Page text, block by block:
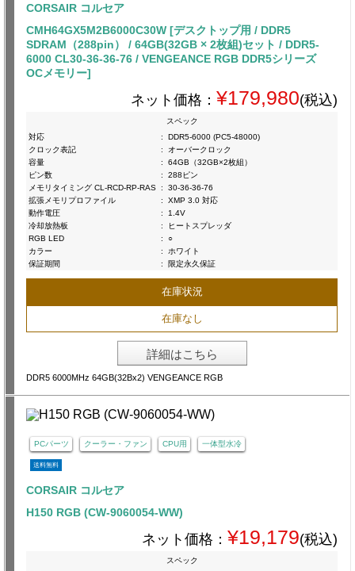
CORSAIR コルセア
CMH64GX5M2B6000C30W [デスクトップ用 / DDR5
SDRAM（288pin） / 64GB(32GB × 2枚組)セット / DDR5-
6000 CL30-36-36-76 / VENGEANCE RGB DDR5シリーズ
OCメモリー]
ネット価格： ¥179,980(税込)
スペック
対応
:
DDR5-6000 (PC5-48000)
クロック表記
:
オーバークロック
容量
:
64GB（32GB×2枚組）
ピン数
:
288ピン
メモリタイミング CL-RCD-RP-RAS :
30-36-36-76
拡張メモリプロファイル
:
XMP 3.0 対応
動作電圧
:
1.4V
冷却放熱板
:
ヒートスプレッダ
RGB LED
:
○
カラー
:
ホワイト
保証期間
: 限定永久保証
在庫状況
在庫なし
詳細はこちら
DDR5 6000MHz 64GB(32Bx2) VENGEANCE RGB
PCパーツ クーラー・ファン CPU用 一体型水冷
送料無料
CORSAIR コルセア
H150 RGB (CW-9060054-WW)
ネット価格： ¥19,179(税込)
スペック